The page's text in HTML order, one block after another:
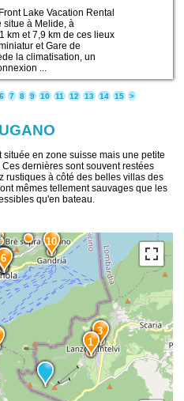
Lake Vacation Rental
situe à Melide, à
km et 7,9 km de ces lieux
et Gare de
la climatisation, un
...
6 7 8 9 10 11 12 13 14 15 >
en zone suisse mais une petite
dernières sont souvent restées
rustiques à côté des belles villas des
mêmes tellement sauvages que les
qu'en bateau.
10
8
7
6
3
1